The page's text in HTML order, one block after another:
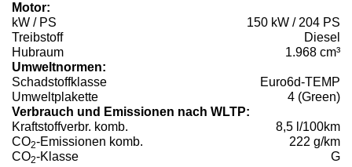
Motor:
kW / PS
150 kW / 204 PS
Treibstoff
Diesel
Hubraum
1.968 cm³
Umweltnormen:
Schadstoffklasse
Euro6d-TEMP
Umweltplakette
4 (Green)
Verbrauch und Emissionen nach WLTP:
Kraftstoffverbr. komb.
8,5 l/100km
CO2-Emissionen komb.
222 g/km
CO2-Klasse G